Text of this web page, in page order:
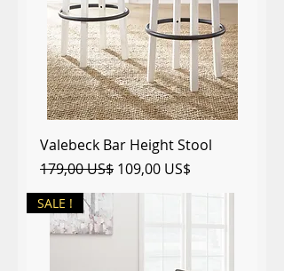
Valebeck Bar Height Stool
Precio
179,00 US$ Precio de oferta
109,00 US$
SALE !